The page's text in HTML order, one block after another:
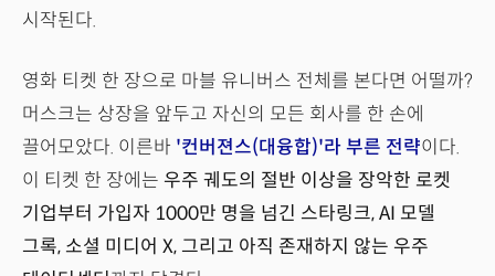
시작된다.
영화 티켓 한 장으로 마블 유니버스 전체를 본다면 어떨까?
머스크는 상장을 앞두고 자신의 모든 회사를 한 손에
끌어모았다. 이른바 '컨버젼스(대융합)'라 부른 전략이다.
이 티켓 한 장에는 우주 궤도의 절반 이상을 장악한 로켓
기업부터 가입자 1000만 명을 넘긴 스타링크, AI 모델
그록, 소셜 미디어 X, 그리고 아직 존재하지 않는 우주